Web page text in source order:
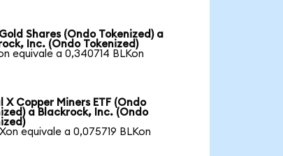
Gold Shares (Ondo Tokenized) a
Inc. (Ondo Tokenized)
equivale a 0,340714 BLKon
X Copper Miners ETF (Ondo
a Blackrock, Inc. (Ondo
equivale a 0,075719 BLKon